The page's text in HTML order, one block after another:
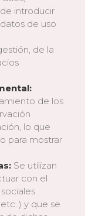
introducir
de uso
de la
de los
lo que
para mostrar
Se utilizan
con el
y que se